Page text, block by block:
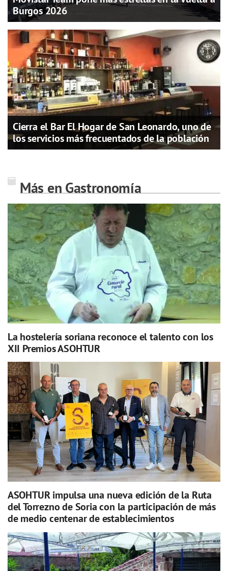
Burgos 2026
Cierra el Bar El Hogar de San Leonardo, uno de
los servicios más frecuentados de la población
Más en Gastronomía
La hostelería soriana reconoce el talento con los
XII Premios ASOHTUR
ASOHTUR impulsa una nueva edición de la Ruta
del Torrezno de Soria con la participación de más
de medio centenar de establecimientos